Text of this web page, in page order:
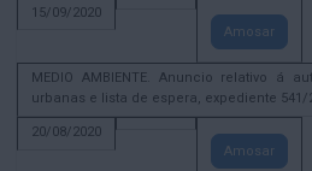
15/09/2020
Amosar
MEDIO AMBIENTE. Anuncio relativo á
urbanas e lista de espera, expediente 541/
20/08/2020
Amosar